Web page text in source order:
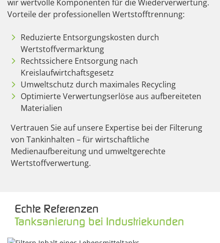
wir wertvolle Komponenten für die Wiederverwertung.
Vorteile der professionellen Wertstofftrennung:
Reduzierte Entsorgungskosten durch
Wertstoffvermarktung
Rechtssichere Entsorgung nach
Kreislaufwirtchaftsgesetz
Umweltschutz durch maximales Recycling
Optimierte Verwertungserlöse aus aufbereiteten
Materialien
Vertrauen Sie auf unsere Expertise bei der Filterung
von Tankinhalten – für wirtschaftliche
Medienaufbereitung und umweltgerechte
Wertstoffverwertung.
Echte Referenzen
Tanksanierung bei Industriekunden